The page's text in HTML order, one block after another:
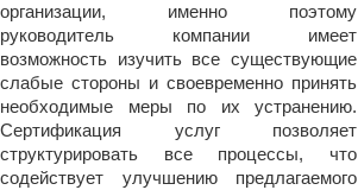
организации, именно поэтому
руководитель компании имеет
возможность изучить все существующие
слабые стороны и своевременно принять
необходимые меры по их устранению.
Сертификация услуг позволяет
структурировать все процессы, что
содействует улучшению предлагаемого